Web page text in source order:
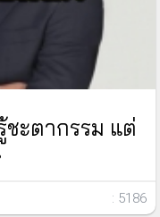
ชะตากรรม แต่
: 5186